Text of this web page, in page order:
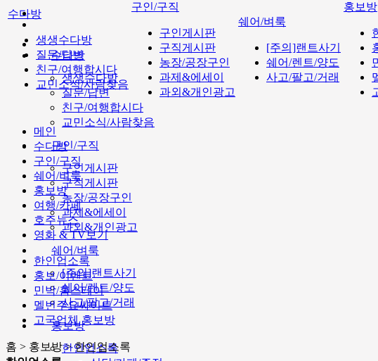
수다방
생생수다방
질문/답변
친구/여행합시다
교민소식/사람찾음
구인/구직
구인게시판
구직게시판
농장/공장구인
과제&에세이
과외&개인광고
쉐어/벼룩
[주의]랜트사기
쉐어/렌트/양도
사고/팔고/거래
홍보방
한인업소록
수다방
생생수다방
질문/답변
친구/여행합시다
교민소식/사람찾음
구인/구직
구인게시판
구직게시판
농장/공장구인
과제&에세이
과외&개인광고
쉐어/벼룩
[주의]랜트사기
쉐어/렌트/양도
사고/팔고/거래
홍보방
메인
수다방
구인/구직
쉐어/벼룩
홍보방
여행/카페
호주뉴스
영화 & TV보기
한인업소록
홍보/이벤트
민박/홈스테이
멜번주요싸이트
고국업체 홍보방
홈 > 홍보방 > 한인업소록